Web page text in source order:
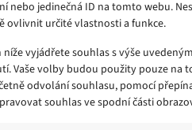
nebo jedinečná ID na tomto webu.
ovlivnit určité vlastnosti a funkce.
vyjádřete souhlas s výše
Vaše volby budou použity pouze na
odvolání souhlasu, pomocí
souhlas ve spodní části